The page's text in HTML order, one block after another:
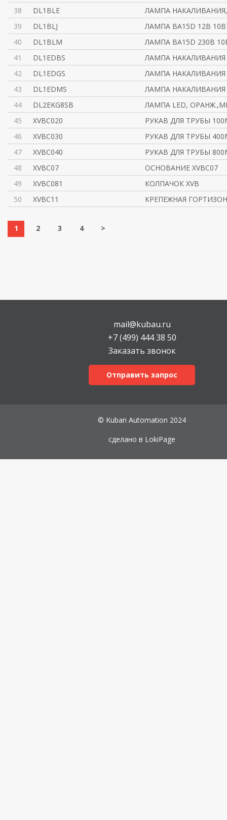
38
DL1BLE
ЛАМПА НАКАЛИВАНИЯ,
39
DL1BLJ
ЛАМПА BA15D 12B
40
DL1BLM
ЛАМПА BA15D 230B
41
DL1EDBS
ЛАМПА НАКАЛИВАНИЯ
42
DL1EDGS
ЛАМПА НАКАЛИВАНИЯ
43
DL1EDMS
ЛАМПА НАКАЛИВАНИЯ
44
DL2EKG8SB
ЛАМПА LED,
45
XVBC020
РУКАВ ДЛЯ ТРУБЫ
46
XVBC030
РУКАВ ДЛЯ ТРУБЫ
47
XVBC040
РУКАВ ДЛЯ ТРУБЫ
48
XVBC07
ОСНОВАНИЕ XVBC07
49
XVBC081
КОЛПАЧОК XVB
50
XVBC11 КРЕПЕЖНАЯ
1 2 3 4 >
mail@kubau.ru
+7 (499) 444 38 50
Заказать звонок
Отправить запрос
© Kuban Automation 2024
сделано в LokiPage